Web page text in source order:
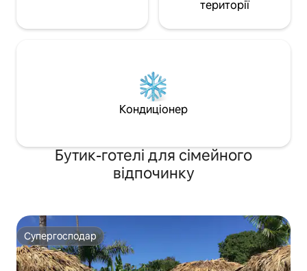
території
Кондиціонер
Бутик-готелі для сімейного
відпочинку
Супергосподар
Супергосподар